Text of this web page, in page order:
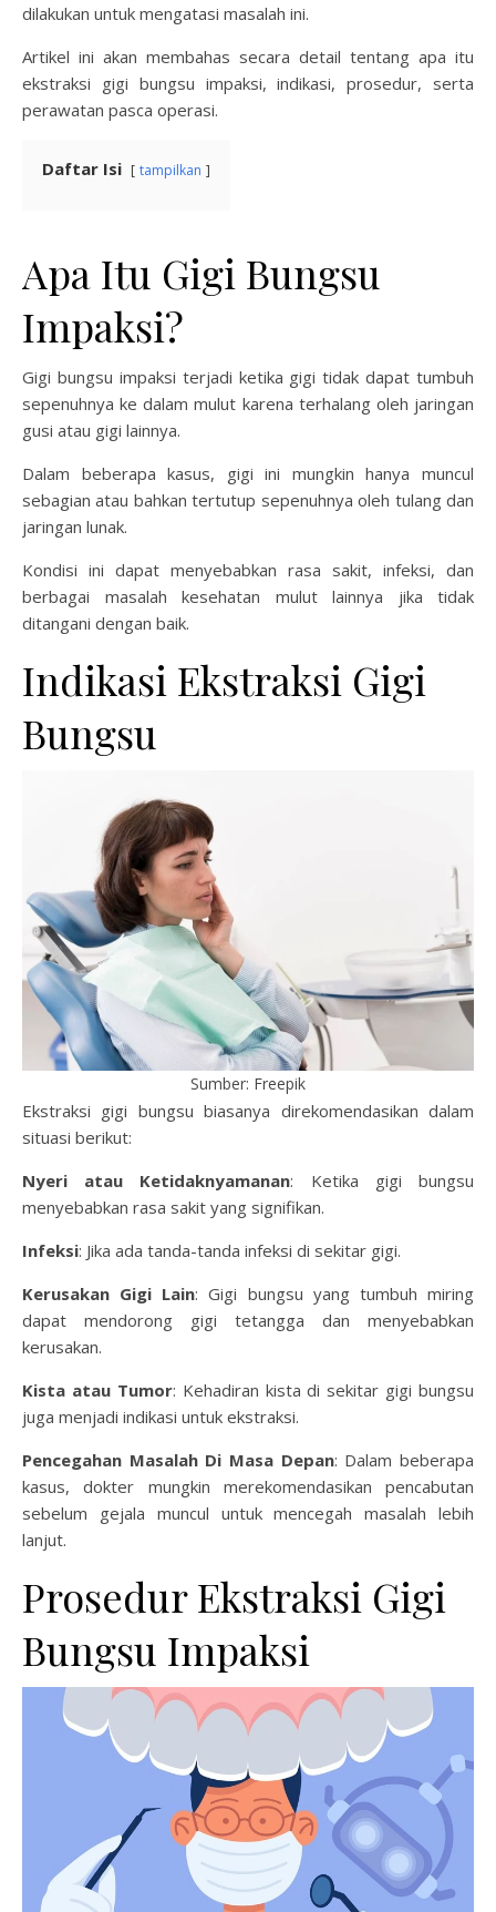
dilakukan untuk mengatasi masalah ini.
Artikel ini akan membahas secara detail tentang apa itu
ekstraksi gigi bungsu impaksi, indikasi, prosedur, serta
perawatan pasca operasi.
Daftar Isi tampilkan
Apa Itu Gigi Bungsu
Impaksi?
Gigi bungsu impaksi terjadi ketika gigi tidak dapat tumbuh
sepenuhnya ke dalam mulut karena terhalang oleh jaringan
gusi atau gigi lainnya.
Dalam beberapa kasus, gigi ini mungkin hanya muncul
sebagian atau bahkan tertutup sepenuhnya oleh tulang dan
jaringan lunak.
Kondisi ini dapat menyebabkan rasa sakit, infeksi, dan
berbagai masalah kesehatan mulut lainnya jika tidak
ditangani dengan baik.
Indikasi Ekstraksi Gigi
Bungsu
Sumber: Freepik
Ekstraksi gigi bungsu biasanya direkomendasikan dalam
situasi berikut:
Nyeri atau Ketidaknyamanan: Ketika gigi bungsu
menyebabkan rasa sakit yang signifikan.
Infeksi: Jika ada tanda-tanda infeksi di sekitar gigi.
Kerusakan Gigi Lain: Gigi bungsu yang tumbuh miring
dapat mendorong gigi tetangga dan menyebabkan
kerusakan.
Kista atau Tumor: Kehadiran kista di sekitar gigi bungsu
juga menjadi indikasi untuk ekstraksi.
Pencegahan Masalah Di Masa Depan: Dalam beberapa
kasus, dokter mungkin merekomendasikan pencabutan
sebelum gejala muncul untuk mencegah masalah lebih
lanjut.
Prosedur Ekstraksi Gigi
Bungsu Impaksi